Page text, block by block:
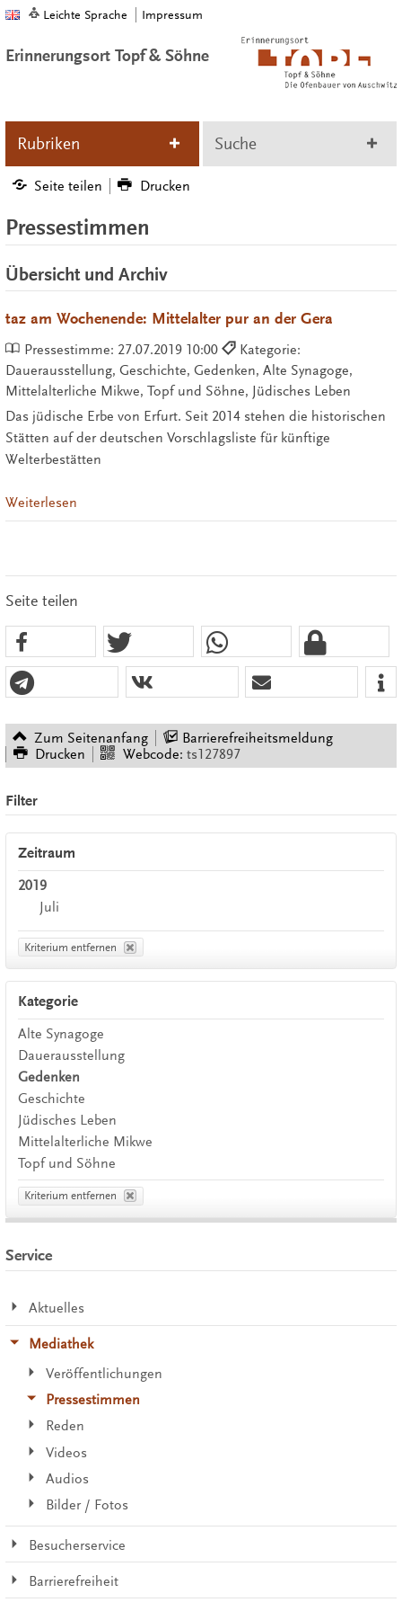
Leichte Sprache Impressum
Erinnerungsort Topf & Söhne
Rubriken Suche
Seite teilen Drucken
Pressestimmen
Übersicht und Archiv
taz am Wochenende: Mittelalter pur an der Gera
Pressestimme: 27.07.2019 10:00
Kategorie:
Dauerausstellung, Geschichte, Gedenken, Alte Synagoge,
Mittelalterliche Mikwe, Topf und Söhne, Jüdisches Leben
Das jüdische Erbe von Erfurt. Seit 2014 stehen die historischen
Stätten auf der deutschen Vorschlagsliste für künftige
Welterbestätten
Weiterlesen
Seite teilen
Zum Seitenanfang
Barrierefreiheitsmeldung
Drucken
Webcode: ts127897
Filter
Zeitraum
2019
Juli
Kriterium entfernen
Kategorie
Alte Synagoge
Dauerausstellung
Gedenken
Geschichte
Jüdisches Leben
Mittelalterliche Mikwe
Topf und Söhne
Kriterium entfernen
Service
Aktuelles
Mediathek
Veröffentlichungen
Pressestimmen
Reden
Videos
Audios
Bilder / Fotos
Besucherservice
Barrierefreiheit